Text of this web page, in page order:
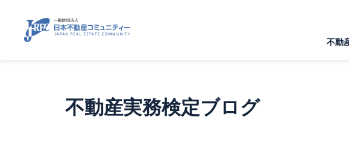
不動
不動産実務検定ブログ